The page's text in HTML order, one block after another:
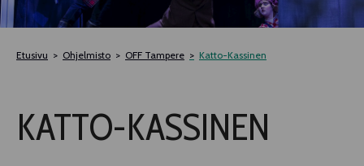
TELTTALAB
TAPAHTUMIEN YÖ
Etusivu Ohjelmisto OFF Tampere Katto-Kassinen
KATTO-KASSINEN